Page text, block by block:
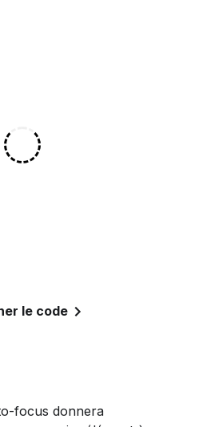
le code
focus donnera